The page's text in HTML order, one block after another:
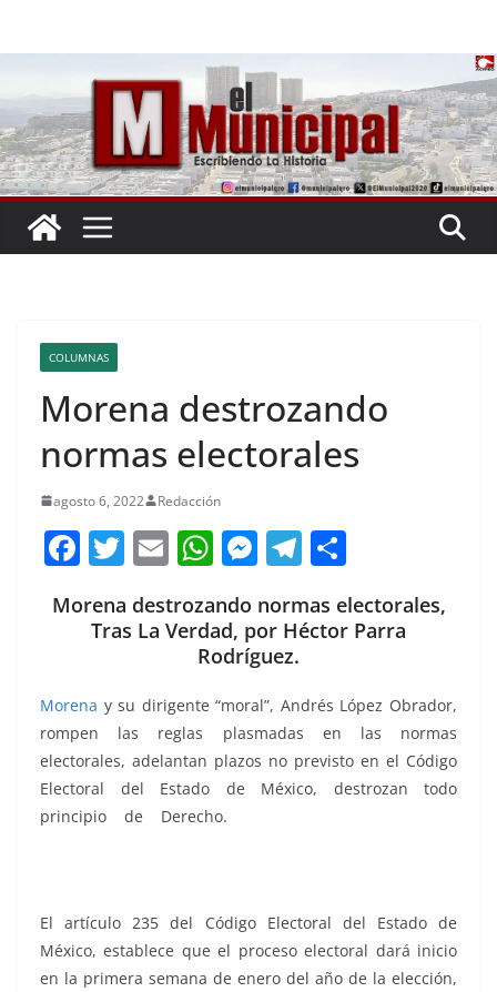
COLUMNAS
Morena destrozando
normas electorales
agosto 6, 2022 Redacción
F
c
e
b
o
o
k
T
itt
er
E
ai
l
W
at
s
A
p
p
M
ss
e
n
g
er
T
e
gr
a
m
m
p
ar
tir
Morena destrozando normas electorales,
Tras La Verdad, por Héctor Parra
Rodríguez.
Morena y su dirigente “moral”, Andrés López Obrador,
rompen las reglas plasmadas en las normas
electorales, adelantan plazos no previsto en el Código
Electoral del Estado de México, destrozan todo
principio de Derecho.
El artículo 235 del Código Electoral del Estado de
México, establece que el proceso electoral dará inicio
en la primera semana de enero del año de la elección,